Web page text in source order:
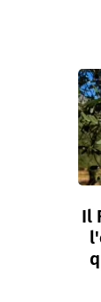
Il